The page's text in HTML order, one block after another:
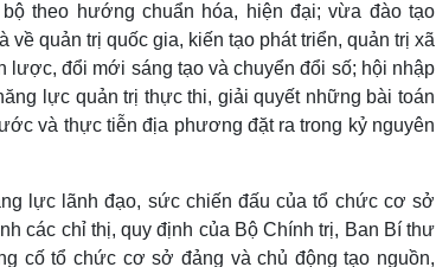
theo hướng chuẩn hóa, hiện đại; vừa đào tạo
quản trị quốc gia, kiến tạo phát triển, quản trị xã
lược, đổi mới sáng tạo và chuyển đổi số; hội nhập
lực quản trị thực thi, giải quyết những bài toán
và thực tiễn địa phương đặt ra trong kỷ nguyên
lực lãnh đạo, sức chiến đấu của tổ chức cơ sở
các chỉ thị, quy định của Bộ Chính trị, Ban Bí thư
cố tổ chức cơ sở đảng và chủ động tạo nguồn,